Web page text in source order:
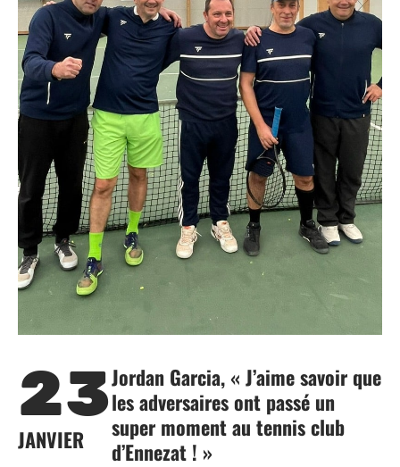
23
JANVIER
Jordan Garcia, « J’aime savoir que
les adversaires ont passé un
super moment au tennis club
d’Ennezat ! »